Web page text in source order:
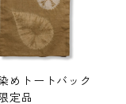
めトートバック
定品